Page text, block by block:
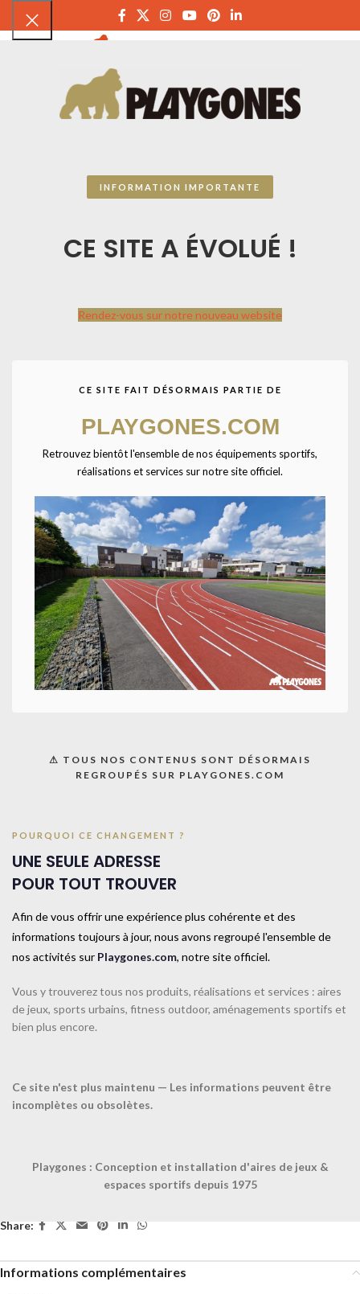
INFORMATION IMPORTANTE
CE SITE A ÉVOLUÉ !
Rendez-vous sur notre nouveau website
CE SITE FAIT DÉSORMAIS PARTIE DE
PLAYGONES.COM
Retrouvez bientôt l'ensemble de nos équipements sportifs,
réalisations et services sur notre site officiel.
⚠ TOUS NOS CONTENUS SONT DÉSORMAIS
REGROUPÉS SUR PLAYGONES.COM
POURQUOI CE CHANGEMENT ?
UNE SEULE ADRESSE
POUR TOUT TROUVER
Afin de vous offrir une expérience plus cohérente et des
informations toujours à jour, nous avons regroupé l'ensemble de
nos activités sur Playgones.com, notre site officiel.
Vous y trouverez tous nos produits, réalisations et services : aires
de jeux, sports urbains, fitness outdoor, aménagements sportifs et
bien plus encore.
Ce site n'est plus maintenu — Les informations peuvent être
incomplètes ou obsolètes.
Playgones : Conception et installation d'aires de jeux &
espaces sportifs depuis 1975
Agrandir
Chasubles, foulards et ceintures
Chasuble-XS-Royal
Sa matière extensible et agréable au toucher fait de ce chasuble
polyester. Taille Mini : H.48cm l.40cm. Taille XS : H.56cm, l.48cm. Taille M :
H.66cm, l.55cm. Taille L : H76cm, l.60cm.
UNE QUESTION ? UN DEVIS ?
Décrivez votre projet
Confiez-nous la pose
Share:
Informations complémentaires